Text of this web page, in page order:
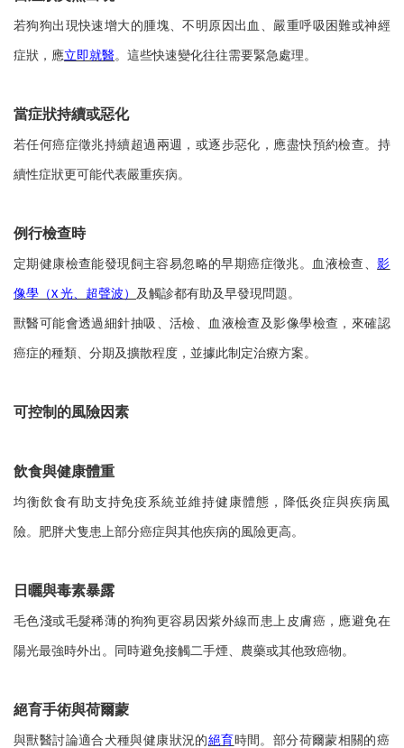
若狗狗出現快速增大的腫塊、不明原因出血、嚴重呼吸困難或神經
症狀，應立即就醫。這些快速變化往往需要緊急處理。
當症狀持續或惡化
若任何癌症徵兆持續超過兩週，或逐步惡化，應盡快預約檢查。持
續性症狀更可能代表嚴重疾病。
例行檢查時
定期健康檢查能發現飼主容易忽略的早期癌症徵兆。血液檢查、影
像學（X 光、超聲波） 及觸診都有助及早發現問題。
獸醫可能會透過細針抽吸、活檢、血液檢查及影像學檢查，來確認
癌症的種類、分期及擴散程度，並據此制定治療方案。
可控制的風險因素
飲食與健康體重
均衡飲食有助支持免疫系統並維持健康體態，降低炎症與疾病風
險。肥胖犬隻患上部分癌症與其他疾病的風險更高。
日曬與毒素暴露
毛色淺或毛髮稀薄的狗狗更容易因紫外線而患上皮膚癌，應避免在
陽光最強時外出。同時避免接觸二手煙、農藥或其他致癌物。
絕育手術與荷爾蒙
與獸醫討論適合犬種與健康狀況的絕育 時間。部分荷爾蒙相關的癌